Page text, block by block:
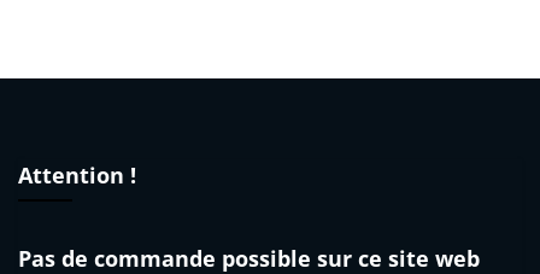
Attention !
Pas de commande possible sur ce site web